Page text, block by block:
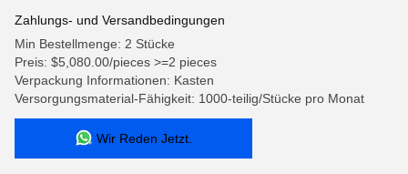
Zahlungs- und Versandbedingungen
Min Bestellmenge: 2 Stücke
Preis: $5,080.00/pieces >=2 pieces
Verpackung Informationen: Kasten
Versorgungsmaterial-Fähigkeit: 1000-teilig/Stücke pro Monat
Wir Reden Jetzt.